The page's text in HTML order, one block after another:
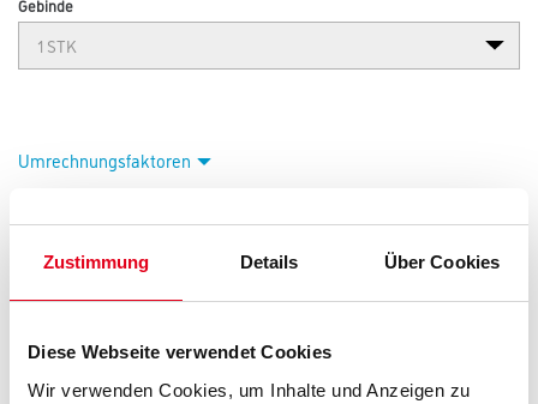
Zustimmung Details Über Cookies
Diese Webseite verwendet Cookies
Wir verwenden Cookies, um Inhalte und Anzeigen zu
Gebinde
Umrechnungsfaktoren